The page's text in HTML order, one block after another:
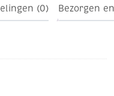
(0) Bezorgen